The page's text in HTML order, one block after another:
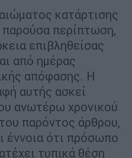
κατάρτισης
περίπτωση,
επιβληθείσας
από ημέρας
απόφασης. Η
αυτής ασκεί
ανωτέρω χρονικού
παρόντος άρθρου,
έννοια ότι πρόσωπο
τυπικά θέση